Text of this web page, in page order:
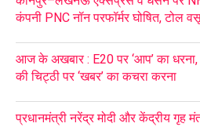
कंपनी PNC नॉन परफॉर्मर घोषित, टोल
आज के अखबार : E20 पर ‘आप’ का धरना,
की चिट्ठी पर ‘खबर’ का कचरा करना
प्रधानमंत्री नरेंद्र मोदी और केंद्रीय गृह